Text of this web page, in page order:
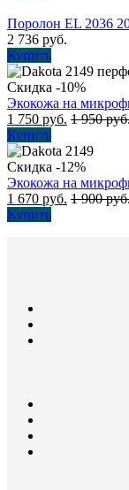
Поролон EL 2036
2 736 руб.
Купить
Скидка -10%
Экокожа на
1 750 руб. 1 950
Купить
Скидка -12%
Экокожа на
1 670 руб. 1 900
Купить